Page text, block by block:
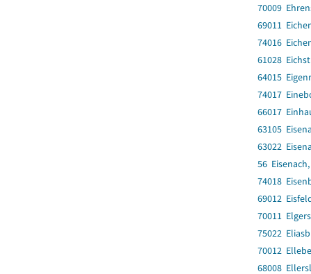
70009
69011
74016
61028
64015
74017
66017
63105
63022
56
74018
69012
70011
75022
70012
68008